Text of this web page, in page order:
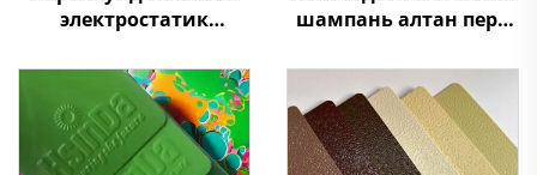
электростатик
гялгар нунтаг хучилт
шампань алтан перл
автотехник, мебель,
бүрхүүлийн
төхөөрөмжүүдийн
төмөрлөгдсөн будаа